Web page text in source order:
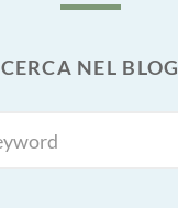
CERCA NEL BLOG